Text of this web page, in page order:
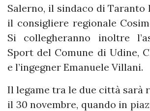
Salerno, il sindaco di Taranto
il consigliere regionale
Si collegheranno inoltre
Sport del Comune di Udine,
e l’ingegner Emanuele Villani.
Il legame tra le due città sarà
il 30 novembre, quando in